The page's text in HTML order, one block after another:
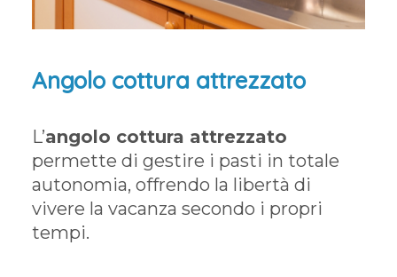
Angolo cottura attrezzato
L’angolo cottura attrezzato
permette di gestire i pasti in totale
autonomia, offrendo la libertà di
vivere la vacanza secondo i propri
tempi.